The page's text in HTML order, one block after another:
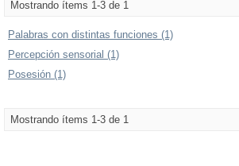
Mostrando ítems 1-3 de 1
Palabras con distintas funciones (1)
Percepción sensorial (1)
Posesión (1)
Mostrando ítems 1-3 de 1